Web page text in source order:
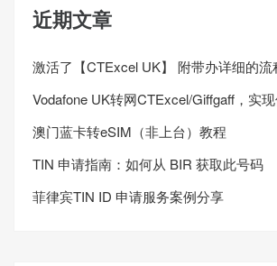
近期文章
激活了【CTExcel UK】 附带办详细的流
Vodafone UK转网CTExcel/Giffgaff，实
澳门蓝卡转eSIM（非上台）教程
TIN 申请指南：如何从 BIR 获取此号码
菲律宾TIN ID 申请服务案例分享